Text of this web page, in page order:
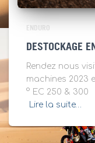
ENDURO
DESTOCKAGE
Rendez nous
machines 2023
° EC 250
Lire la suite…